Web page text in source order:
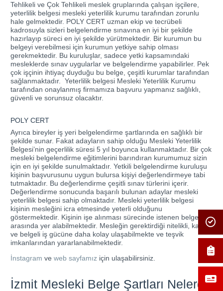
Tehlikeli ve Çok Tehlikeli meslek gruplarında çalışan işçilere,
yeterlilik belgesi mesleki yeterlilik kurumu tarafından zorunlu
hale gelmektedir. POLY CERT uzman ekip ve tecrübeli
kadrosuyla sizleri belgelendirme sınavına en iyi bir şekilde
hazırlayıp süreci en iyi şekilde yürütmektedir. Bir kurumun bu
belgeyi verebilmesi için kurumun yetkiye sahip olması
gerekmektedir. Bu kuruluşlar, sadece yetki kapsamındaki
mesleklerde sınav uygularlar ve belgelendirme yapabilirler. Pek
çok işçinin ihtiyaç duyduğu bu belge, çeşitli kurumlar tarafından
sağlanmaktadır. Yeterlilik belgesi Mesleki Yeterlilik Kurumu
tarafından onaylanmış firmamıza başvuru yapmanız sağlıklı,
güvenli ve sorunsuz olacaktır.
POLY CERT
Ayrıca bireyler iş yeri belgelendirme şartlarında en sağlıklı bir
şekilde sunar. Fakat adayların sahip olduğu Mesleki Yeterlilik
Belgesi’nin geçerlilik süresi 5 yıl boyunca kullanmaktadır. Bir çok
mesleki belgelendirme eğitimlerini barındıran kurumumuz sizin
için en iyi şekilde sunulmaktadır. Yetkili belgelendirme kuruluşu
kişinin başvurusunu uygun bulursa kişiyi değerlendirmeye tabi
tutmaktadır. Bu değerlendirme çeşitli sınav türlerini içerir.
Değerlendirme sonucunda başarılı bulunan adaylar mesleki
yeterlilik belgesi sahip olmaktadır. Mesleki yeterlilik belgesi
kişinin mesleğini icra etmesinde yeterli olduğunu
göstermektedir. Kişinin işe alınması sürecinde istenen belgeler
arasında yer alabilmektedir. Mesleğin gerektirdiği nitelikli, kaliteli
ve belgeli iş gücüne daha kolay ulaşabilmekte ve teşvik
imkanlarından yararlanabilmektedir.
İnstagram ve web sayfamız için ulaşabilirsiniz.
İzmit Mesleki Belge Şartları Nelerdir